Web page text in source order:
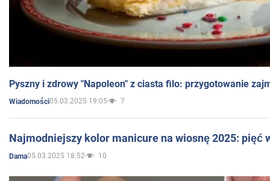
Pyszny i zdrowy "Napoleon" z ciasta filo: przygotowanie
Wiadomości05.03.2025 19:05 7
Najmodniejszy kolor manicure na wiosnę 2025: pięć
Dama05.03.2025 18:52 10